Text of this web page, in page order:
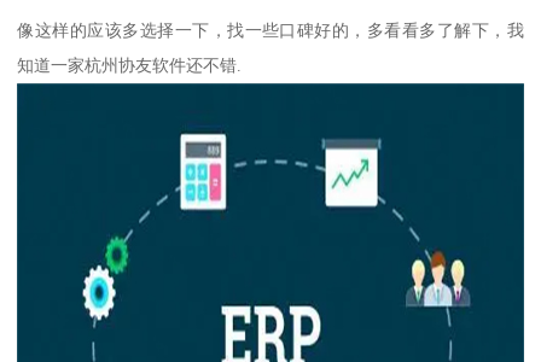
像这样的应该多选择一下，找一些口碑好的，多看看多了解下，我
知道一家杭州协友软件还不错.